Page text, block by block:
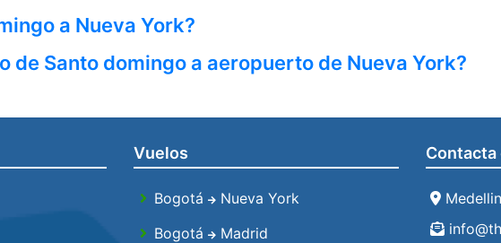
a Nueva York?
de Santo domingo a aeropuerto de Nueva York?
Vuelos
Bogotá
Nueva York
Bogotá
Madrid
Contacta